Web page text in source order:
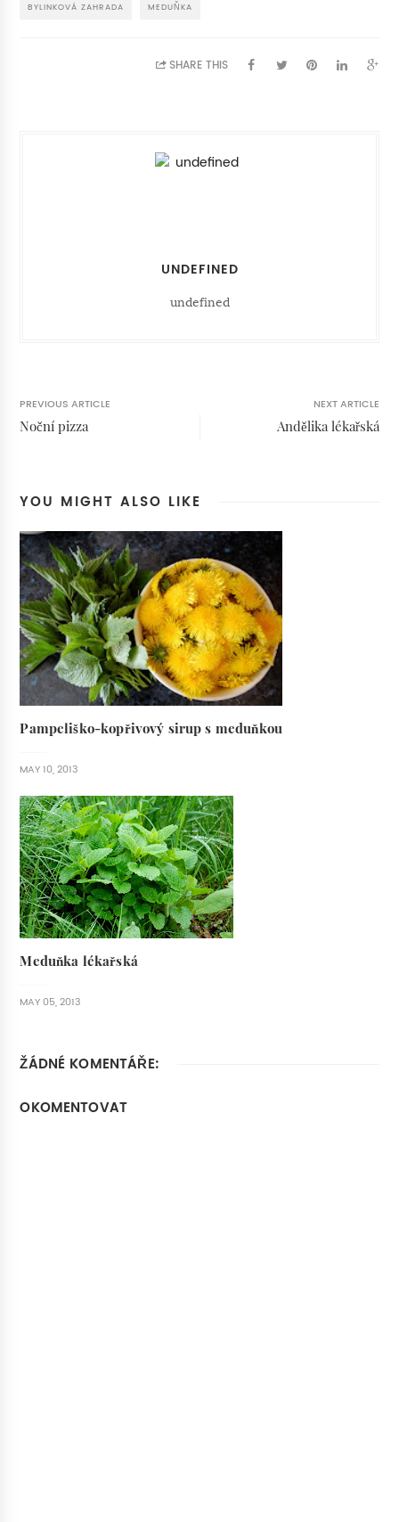
BYLINKOVÁ ZAHRADA MEDUŇKA
SHARE THIS
UNDEFINED
undefined
PREVIOUS ARTICLE
Noční pizza
NEXT ARTICLE
Andělika lékařská
YOU MIGHT ALSO LIKE
Pampeliško-kopřivový sirup s meduňkou
MAY 10, 2013
Meduňka lékařská
MAY 05, 2013
ŽÁDNÉ KOMENTÁŘE:
OKOMENTOVAT